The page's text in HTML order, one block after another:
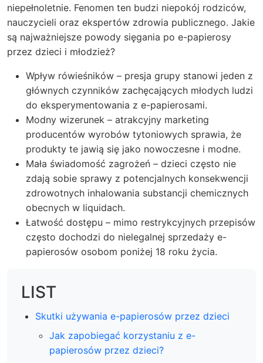
niepełnoletnie. Fenomen ten budzi niepokój rodziców,
nauczycieli oraz ekspertów zdrowia publicznego. Jakie
są najważniejsze powody sięgania po e-papierosy
przez dzieci i młodzież?
Wpływ rówieśników – presja grupy stanowi jeden z
głównych czynników zachęcających młodych ludzi
do eksperymentowania z e-papierosami.
Modny wizerunek – atrakcyjny marketing
producentów wyrobów tytoniowych sprawia, że
produkty te jawią się jako nowoczesne i modne.
Mała świadomość zagrożeń – dzieci często nie
zdają sobie sprawy z potencjalnych konsekwencji
zdrowotnych inhalowania substancji chemicznych
obecnych w liquidach.
Łatwość dostępu – mimo restrykcyjnych przepisów
często dochodzi do nielegalnej sprzedaży e-
papierosów osobom poniżej 18 roku życia.
LIST
Skutki używania e-papierosów przez dzieci
Jak zapobiegać korzystaniu z e-
papierosów przez dzieci?